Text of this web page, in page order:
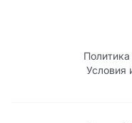
Условия